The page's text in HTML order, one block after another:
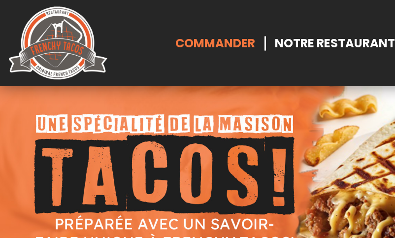
Allergènes
Charte Qualité
C.G.V
Contact
Mentions Légales
Mobile
COMMANDER NOTRE RESTAURANT